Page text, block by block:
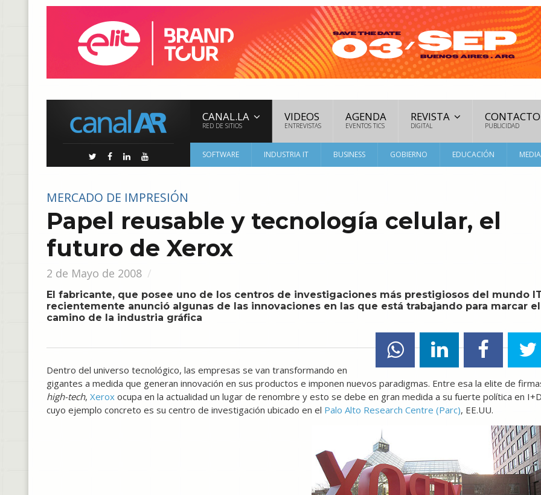
CANAL.LA
RED DE SITIOS
VIDEOS
ENTREVISTAS
AGENDA
EVENTOS TICS
REVISTA
DIGITAL
CONTACTO
PUBLICIDAD
SOFTWARE INDUSTRIA IT BUSINESS GOBIERNO EDUCACIÓN
MERCADO DE IMPRESIÓN
Papel reusable y tecnología celular, el
futuro de Xerox
2 de Mayo de 2008
El fabricante, que posee uno de los centros de investigaciones más prestigiosos del mundo
recientemente anunció algunas de las innovaciones en las que está trabajando para marcar el
camino de la industria gráfica
Dentro del universo tecnológico, las empresas se van transformando en
gigantes a medida que generan innovación en sus productos e imponen nuevos paradigmas. Entre esa la elite de
high-tech, Xerox ocupa en la actualidad un lugar de renombre y esto se debe en gran medida a su fuerte política en
cuyo ejemplo concreto es su centro de investigación ubicado en el Palo Alto Research Centre (Parc), EE.UU.